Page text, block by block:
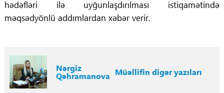
hədəfləri ilə uyğunlaşdırılması istiqamətində
məqsədyönlü addımlardan xəbər verir.
Nərgiz
Qəhramanova Müəllifin digər yazıları